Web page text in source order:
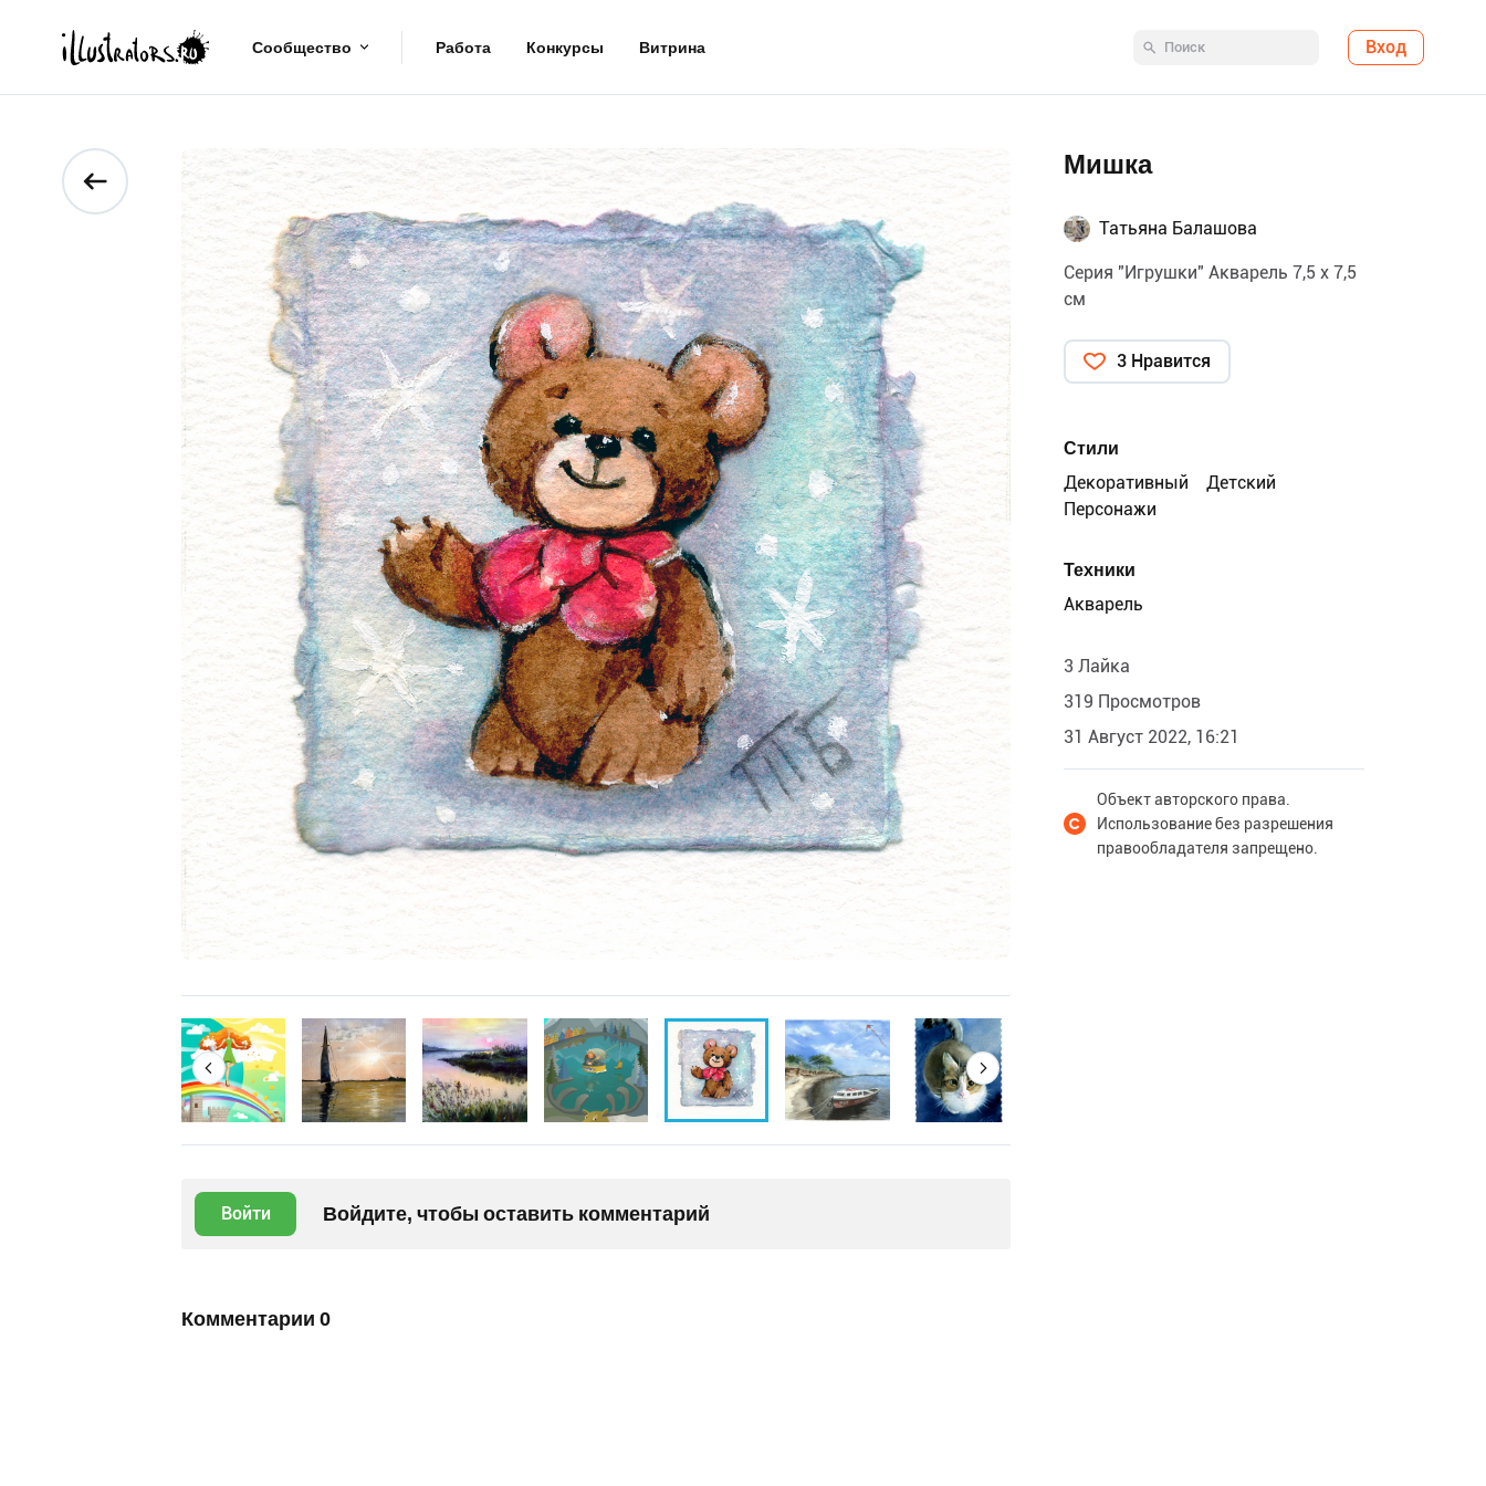
Сообщество Работа Конкурсы Витрина Вход
Войти Войдите, чтобы оставить комментарий
Комментарии 0
Мишка
Татьяна Балашова
Серия "Игрушки" Акварель 7,5 х 7,5
см
3 Нравится
Стили
Декоративный
Детский
Персонажи
Техники
Акварель
3 Лайка
319 Просмотров
31 Август 2022, 16:21
Объект авторского права.
Использование без разрешения
правообладателя запрещено.